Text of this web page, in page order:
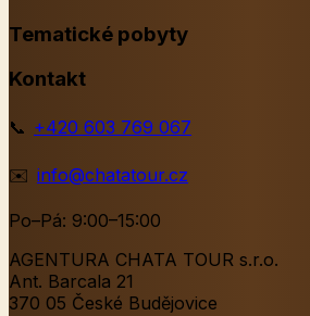
Tematické pobyty
Kontakt
📞 +420 603 769 067
✉️ info@chatatour.cz
Po–Pá: 9:00–15:00
AGENTURA CHATA TOUR s.r.o.
Ant. Barcala 21
370 05 České Budějovice